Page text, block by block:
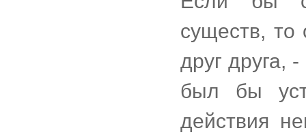
существ,
друг друга,
был бы
действия